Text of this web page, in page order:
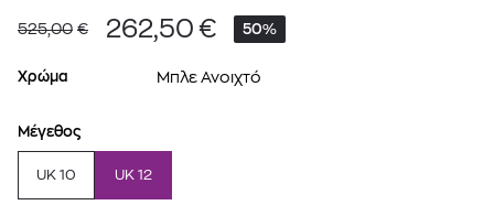
525,00 € 262,50 € 50%
Χρώμα Μπλε Ανοιχτό
Μέγεθος
UK 10 UK 12